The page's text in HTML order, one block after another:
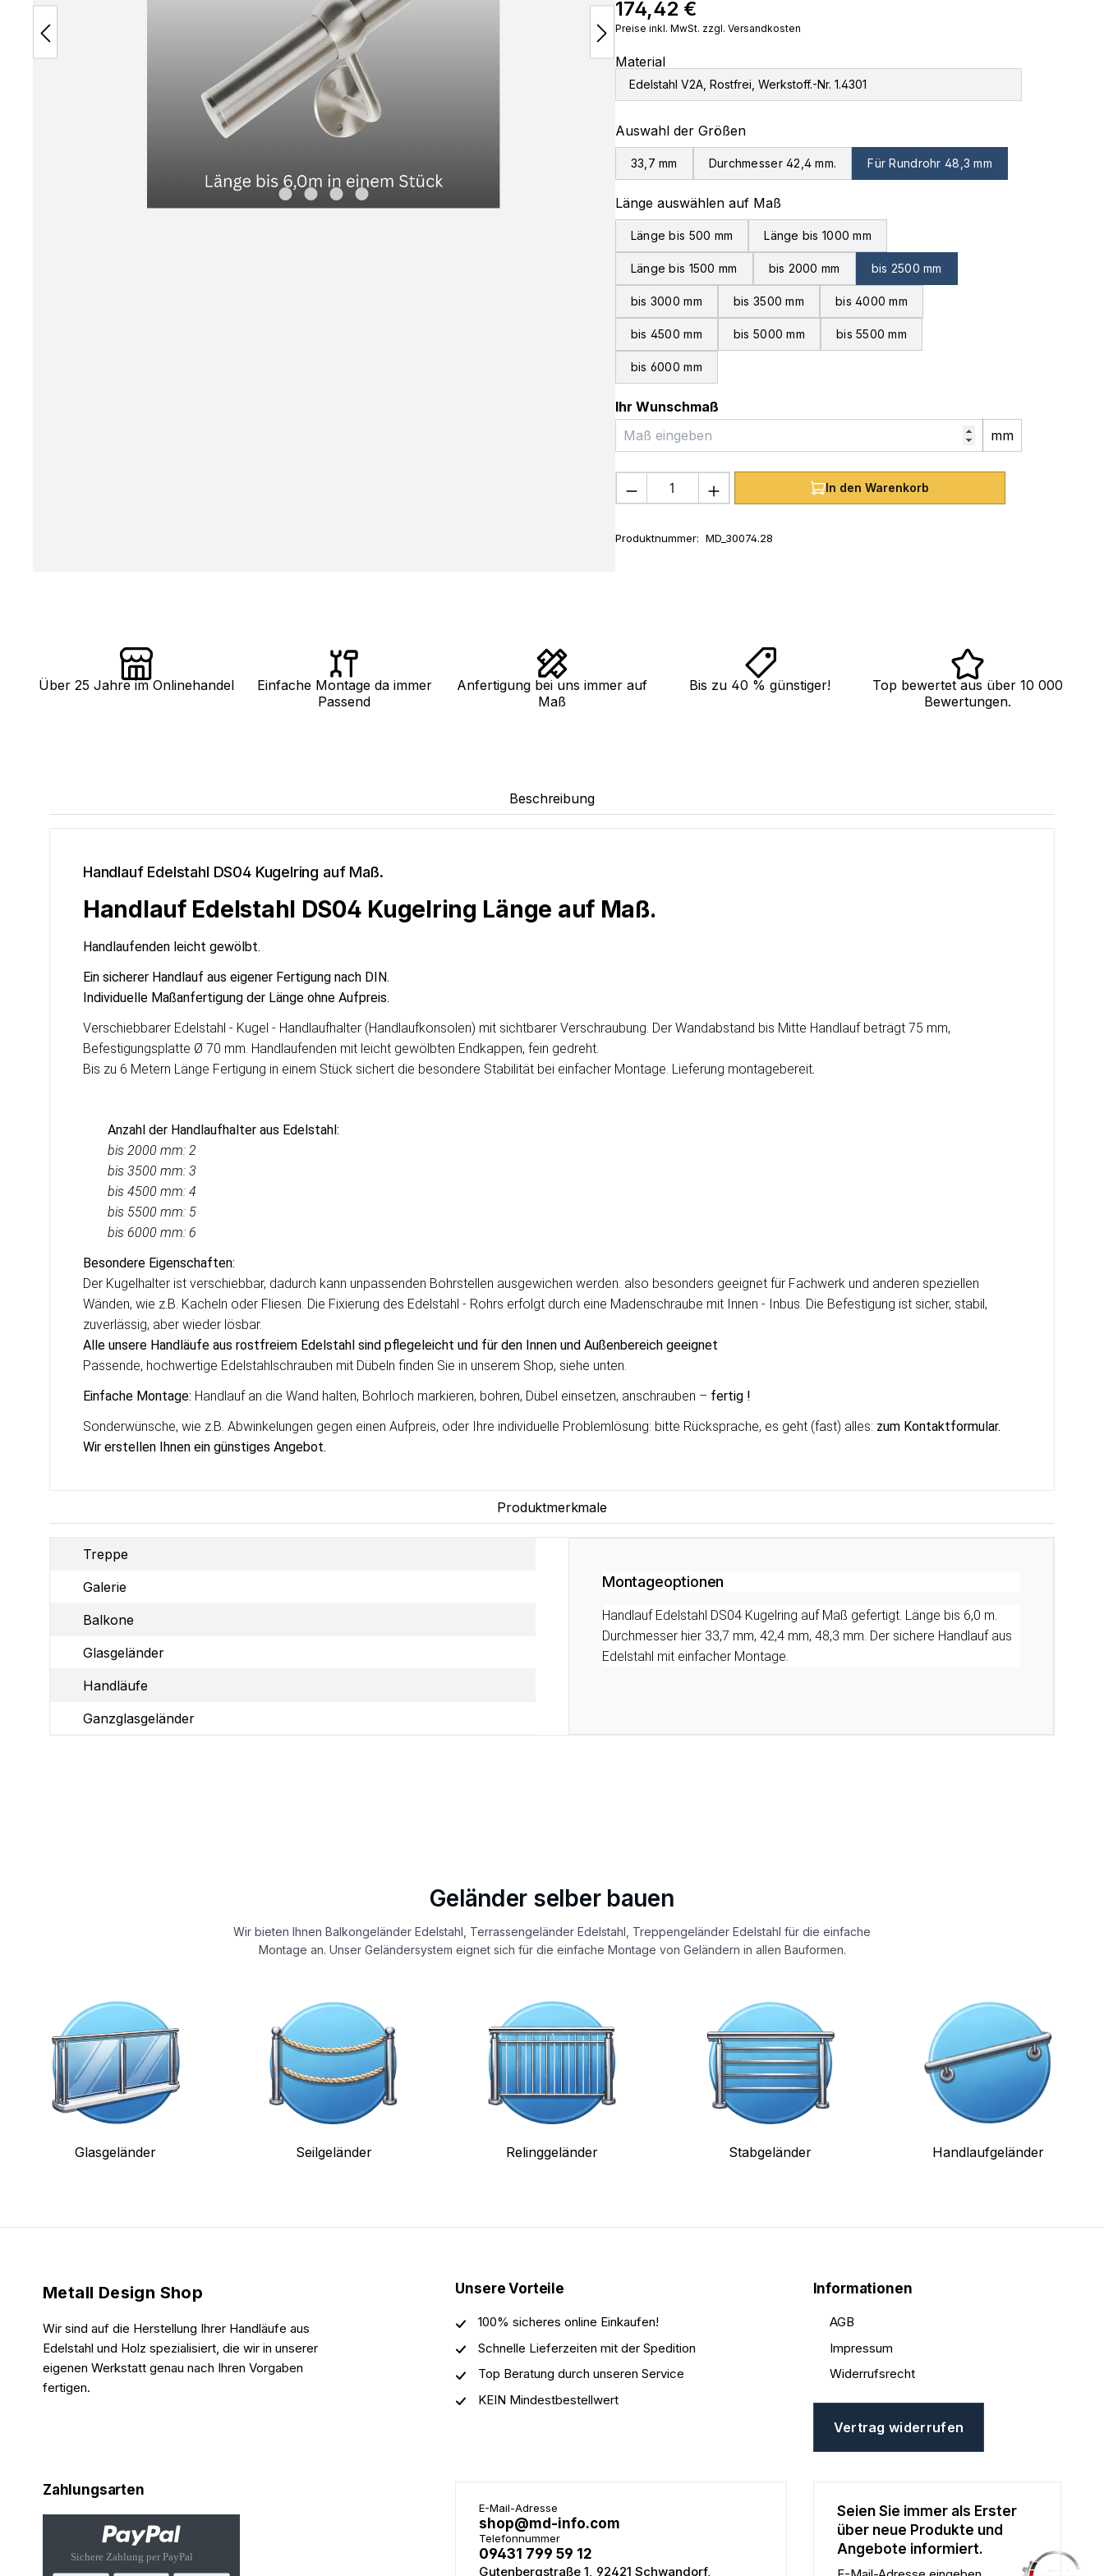
Regulärer Preis:
174,42 €
Preise inkl. MwSt. zzgl. Versandkosten
Material
Edelstahl V2A, Rostfrei, Werkstoff.-Nr. 1.4301
Auswahl der Größenauswählen
33,7 mm Durchmesser 42,4 mm. Für Rundrohr 48,3 mm
Länge auswählen auf Maßauswählen
Länge bis 500 mm Länge bis 1000 mm
Länge bis 1500 mm bis 2000 mm bis 2500 mm
bis 3000 mm bis 3500 mm bis 4000 mm
bis 4500 mm bis 5000 mm bis 5500 mm
bis 6000 mm
Ihr Wunschmaß
mm
Produkt Anzahl: Gib den gewünschten Wert ein
In den Warenkorb
Produktnummer: MD_30074.28
Über 25 Jahre im Onlinehandel
Einfache Montage da immer
Passend
Anfertigung bei uns immer auf
Maß
Bis zu 40 % günstiger!
Top bewertet aus über 10 000
Bewertungen.
Beschreibung
Handlauf Edelstahl DS04 Kugelring auf Maß.
Handlauf Edelstahl DS04 Kugelring Länge auf Maß.
Handlaufenden leicht gewölbt.
Ein sicherer Handlauf aus eigener Fertigung nach DIN.
Individuelle Maßanfertigung der Länge ohne Aufpreis.
Verschiebbarer Edelstahl - Kugel - Handlaufhalter (Handlaufkonsolen) mit sichtbarer Verschraubung. Der Wandabstand bis Mitte Handlauf beträgt 75 mm,
Befestigungsplatte Ø 70 mm. Handlaufenden mit leicht gewölbten Endkappen, fein gedreht.
Bis zu 6 Metern Länge Fertigung in einem Stück sichert die besondere Stabilität bei einfacher Montage. Lieferung montagebereit.
Anzahl der Handlaufhalter aus Edelstahl:
bis 2000 mm: 2
bis 3500 mm: 3
bis 4500 mm: 4
bis 5500 mm: 5
bis 6000 mm: 6
Besondere Eigenschaften:
Der Kugelhalter ist verschiebbar, dadurch kann unpassenden Bohrstellen ausgewichen werden. also besonders geeignet für Fachwerk und anderen speziellen
Wänden, wie z.B. Kacheln oder Fliesen. Die Fixierung des Edelstahl - Rohrs erfolgt durch eine Madenschraube mit Innen - Inbus. Die Befestigung ist sicher, stabil,
zuverlässig, aber wieder lösbar.
Alle unsere Handläufe aus rostfreiem Edelstahl sind pflegeleicht und für den Innen und Außenbereich geeignet
Passende, hochwertige Edelstahlschrauben mit Dübeln finden Sie in unserem Shop, siehe unten.
Einfache Montage: Handlauf an die Wand halten, Bohrloch markieren, bohren, Dübel einsetzen, anschrauben – fertig !
Sonderwünsche, wie z.B. Abwinkelungen gegen einen Aufpreis, oder Ihre individuelle Problemlösung: bitte Rücksprache, es geht (fast) alles: zum Kontaktformular.
Wir erstellen Ihnen ein günstiges Angebot.
Produktmerkmale
Treppe
Galerie
Balkone
Glasgeländer
Handläufe
Ganzglasgeländer
Montageoptionen
Handlauf Edelstahl DS04 Kugelring auf Maß gefertigt. Länge bis 6,0 m.
Durchmesser hier 33,7 mm, 42,4 mm, 48,3 mm. Der sichere Handlauf aus
Edelstahl mit einfacher Montage.
Geländer selber bauen
Wir bieten Ihnen Balkongeländer Edelstahl, Terrassengeländer Edelstahl, Treppengeländer Edelstahl für die einfache
Montage an. Unser Geländersystem eignet sich für die einfache Montage von Geländern in allen Bauformen.
Glasgeländer Seilgeländer Relinggeländer Stabgeländer Handlaufgeländer
Metall Design Shop
Wir sind auf die Herstellung Ihrer Handläufe aus
Edelstahl und Holz spezialisiert, die wir in unserer
eigenen Werkstatt genau nach Ihren Vorgaben
fertigen.
Unsere Vorteile
100% sicheres online Einkaufen!
Schnelle Lieferzeiten mit der Spedition
Top Beratung durch unseren Service
KEIN Mindestbestellwert
Informationen
AGB
Impressum
Widerrufsrecht
Vertrag widerrufen
Zahlungsarten
E-Mail-Adresse
shop@md-info.com
Telefonnummer
09431 799 59 12
Gutenbergstraße 1, 92421 Schwandorf,
Seien Sie immer als Erster
über neue Produkte und
Angebote informiert.
E-Mail-Adresse eingeben